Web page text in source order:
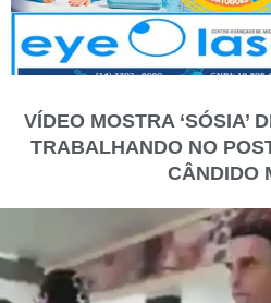
VÍDEO MOSTRA ‘SÓSIA’
TRABALHANDO NO
CÂNDIDO